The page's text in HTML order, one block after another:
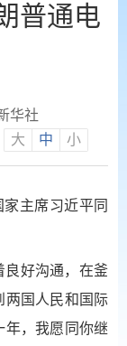
普通电
华社
大 中 小
主席习近平同
良好沟通，在釜
两国人民和国际
年，我愿同你继